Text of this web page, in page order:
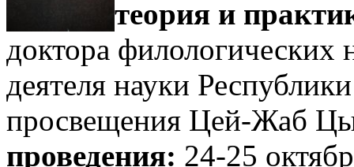
теория и
доктора филологических
деятеля науки
просвещения Цей-Жаб
проведения: 24-25